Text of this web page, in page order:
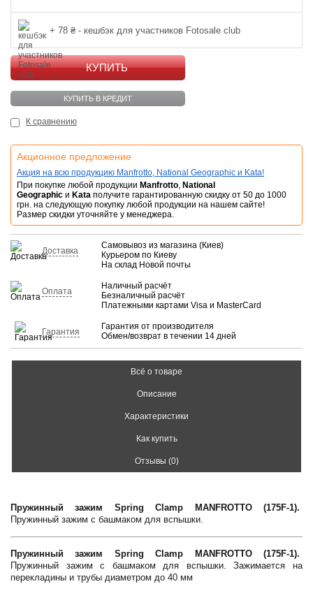
+ 78 ₴ - кешбэк для участников Fotosale club
КУПИТЬ
КУПИТЬ В КРЕДИТ
К сравнению
Акционное предложение
Акция на всю продукцию Manfrotto, National Geographic и Kata!
При покупке любой продукции Manfrotto, National
Geographic и Kata получите гарантированную скидку от 50 до 1000
грн. на следующую покупку любой продукции на нашем сайте!
Размер скидки уточняйте у менеджера.
Доставка
Самовывоз из магазина (Киев)
Курьером по Киеву
На склад Новой почты
Оплата
Наличный расчёт
Безналичный расчёт
Платежными картами Visa и MasterCard
Гарантия
Гарантия от производителя
Обмен/возврат в течении 14 дней
Всё о товаре
Описание
Характеристики
Как купить
Отзывы (0)
Пружинный зажим Spring Clamp MANFROTTO (175F-1).
Пружинный зажим с башмаком для вспышки.
Пружинный зажим Spring Clamp MANFROTTO (175F-1).
Пружинный зажим с башмаком для вспышки. Зажимается на
перекладины и трубы диаметром до 40 мм